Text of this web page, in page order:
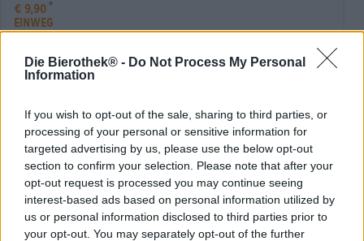
Die Bierothek® - Do Not Process My Personal
Information
If you wish to opt-out of the sale, sharing to third parties, or
processing of your personal or sensitive information for
targeted advertising by us, please use the below opt-out
section to confirm your selection. Please note that after your
opt-out request is processed you may continue seeing
interest-based ads based on personal information utilized by
us or personal information disclosed to third parties prior to
your opt-out. You may separately opt-out of the further
€ 9,90
EINWEG
Ausverkauft
Siren Craft Brew
Item-no. 13045007
0,33 L DOSE - € 30,00 / LTR
€ 9,90
EINWEG
Ausverkauft